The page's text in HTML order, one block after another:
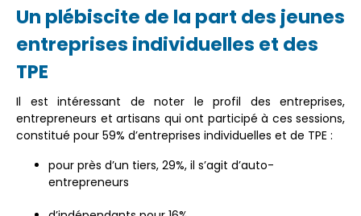
Un plébiscite de la part des jeunes
entreprises individuelles et des
TPE
Il est intéressant de noter le profil des entreprises,
entrepreneurs et artisans qui ont participé à ces sessions,
constitué pour 59% d’entreprises individuelles et de TPE :
pour près d’un tiers, 29%, il s’agit d’auto-
entrepreneurs